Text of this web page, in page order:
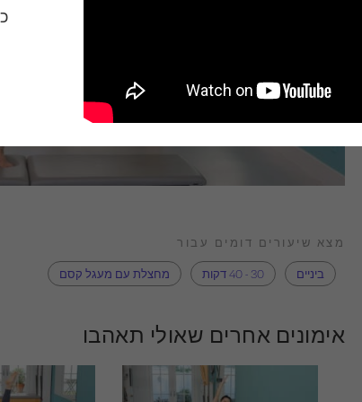
מצא שיעורים דומים עבור
ביניים
30 - 40 דקות מחצלת עם מעגל קסם
אימונים אחרים שאולי תאהבו